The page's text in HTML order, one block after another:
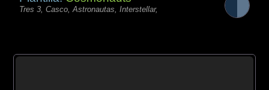
Tres 3, Casco, Astronautas, Interstellar,